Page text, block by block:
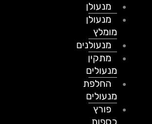
מנעולן
מנעולן
מומלץ
מנעולנים
מתקין
מנעולים
החלפת
מנעולים
פורץ